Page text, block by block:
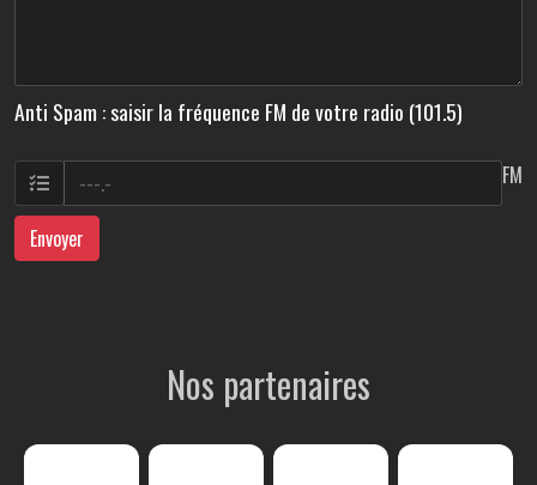
Anti Spam : saisir la fréquence FM de votre radio (101.5)
FM
Envoyer
Nos partenaires